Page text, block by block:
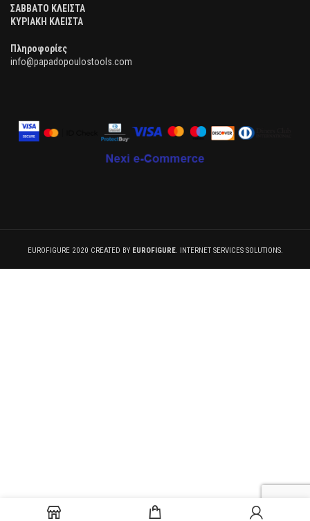
ΣΑΒΒΑΤΟ ΚΛΕΙΣΤΑ
ΚΥΡΙΑΚΗ ΚΛΕΙΣΤΑ
Πληροφορίες
info@papadopoulostools.com
EUROFIGURE 2020 CREATED BY EUROFIGURE. INTERNET SERVICES SOLUTIONS.